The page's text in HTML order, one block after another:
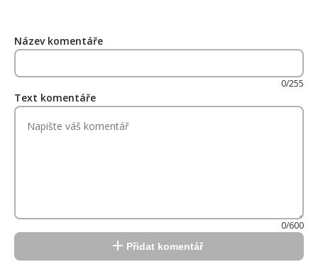
Název komentáře
0/255
Text komentáře
0/600
Přidat komentář